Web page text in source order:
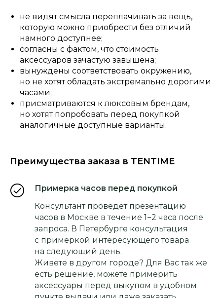
не видят смысла переплачивать за вещь,
которую можно приобрести без отличий
намного доступнее;
согласны с фактом, что стоимость
аксессуаров зачастую завышена;
вынуждены соответствовать окружению,
но не хотят обладать экстремально дорогими
часами;
присматриваются к люксовым брендам,
но хотят попробовать перед покупкой
аналогичные доступные варианты.
Преимущества заказа в TENTIME
Примерка часов перед покупкой
Консультант проведет презентацию
часов в Москве в течение 1−2 часа после
запроса. В Петербурге консультация
с примеркой интересующего товара
на следующий день.
Живете в другом городе? Для Вас так же
есть решение, можете примерить
аксессуары перед выкупом в удобном